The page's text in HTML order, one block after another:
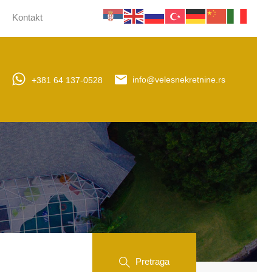
Upravljanje nekretninama Obaveštenja Kontakt
Kontakt
+381 64 137-0528 info@velesnekretnine.rs
Pretraga